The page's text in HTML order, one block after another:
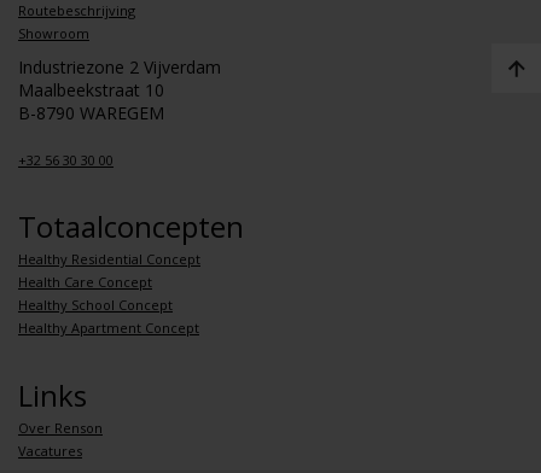
Routebeschrijving
Showroom
Industriezone 2 Vijverdam
Maalbeekstraat 10
B-8790 WAREGEM
+32 56 30 30 00
Totaalconcepten
Healthy Residential Concept
Health Care Concept
Healthy School Concept
Healthy Apartment Concept
Links
Over Renson
Vacatures